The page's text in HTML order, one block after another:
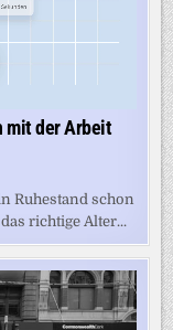
mit der Arbeit
Ruhestand schon
richtige Alter...